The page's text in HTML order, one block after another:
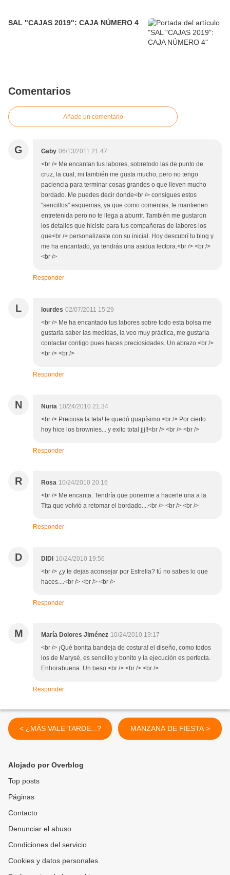
SAL "CAJAS 2019": CAJA NÚMERO 4
Comentarios
Añade un comentario
G Gaby 06/13/2011 21:47
<br /> Me encantan tus labores, sobretodo las de punto de
cruz, la cual, mi también me gusta mucho, pero no tengo
paciencia para terminar cosas grandes o que lleven mucho
bordado. Me puedes decir donde<br /> consigues estos
"sencillos" esquemas, ya que como comentas, te mantienen
entretenida pero no te llega a aburrir. También me gustaron
los detalles que hiciste para tus compañeras de labores los
que<br /> personalizaste con su inicial. Hoy descubrí tu blog y
me ha encantado, ya tendrás una asidua lectora.<br /> <br />
<br />
Responder
L lourdes 02/07/2011 15:29
<br /> Me ha encantado tus labores sobre todo esta bolsa me
gustaria saber las medidas, la veo muy práctica, me gustaría
contactar contigo pues haces preciosidades. Un abrazo.<br />
<br /> <br />
Responder
N Nuria 10/24/2010 21:34
<br /> Preciosa la tela! te quedó guapísimo.<br /> Por cierto
hoy hice los brownies... y exito total jjj!!<br /> <br /> <br />
Responder
R Rosa 10/24/2010 20:16
<br /> Me encanta. Tendría que ponerme a hacerle una a la
Tita que volvió a retomar el bordado....<br /> <br /> <br />
Responder
D DIDI 10/24/2010 19:56
<br /> ¿y te dejas aconsejar por Estrella? tú no sabes lo que
haces....<br /> <br /> <br />
Responder
M María Dolores Jiménez 10/24/2010 19:17
<br /> ¡Qué bonita bandeja de costura! el diseño, como todos
los de Marysé, es sencillo y bonito y la ejecución es perfecta.
Enhorabuena. Un beso.<br /> <br /> <br />
Responder
< ¿MÁS VALE TARDE...? MANZANA DE FIESTA >
Alojado por Overblog
Top posts
Páginas
Contacto
Denunciar el abuso
Condiciones del servicio
Cookies y datos personales